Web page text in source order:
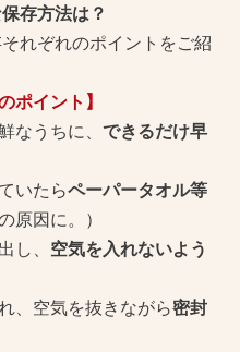
存方法は？
れぞれのポイントをご紹
ポイント】
なうちに、 できるだけ早
いたらペーパータオル等
原因に。）
し、 空気を入れないよう
、空気を抜きながら密封